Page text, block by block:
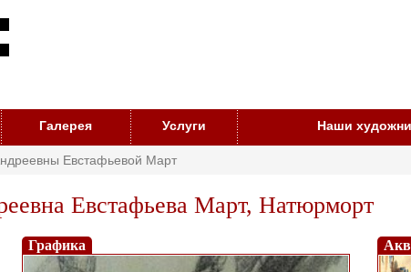
Галерея Услуги Наши
Евстафьевой Март
Евстафьева Март, Натюрморт
Графика